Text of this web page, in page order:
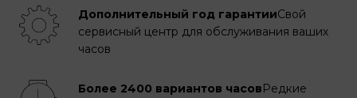
Дополнительный год гарантииСвой
сервисный центр для обслуживания ваших
часов
Более 2400 вариантов часовРедкие